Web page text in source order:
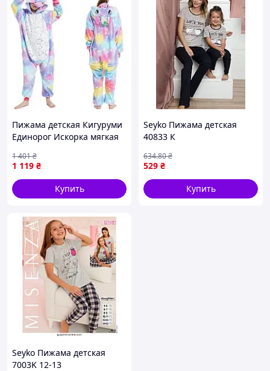
Пижама детская Кигуруми
Единорог Искорка мягкая
дитяча Кігурумі Єдиноріг
Іскорка мяка затишна
1 119 ₴
1 401₴
Купить
Seyko Пижама детская
40833 К
529 ₴
634.80₴
Купить
Seyko Пижама детская
7003K 12-13